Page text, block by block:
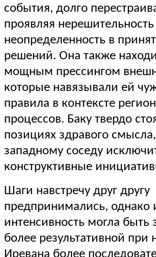
события, долго
проявляя нерешительность
неопределенность в
решений. Она также
мощным прессингом
которые навязывали ей
правила в контексте
процессов. Баку твердо
позициях здравого
западному соседу
конструктивные
Шаги навстречу друг другу
предпринимались, однако
интенсивность могла быть
более результативной при
Иревана более